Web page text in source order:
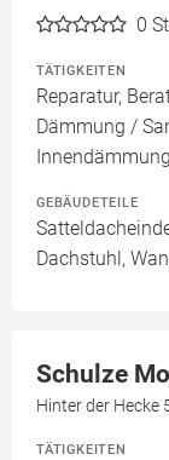
0
TÄTIGKEITEN
Reparatur,
Dämmung /
GEBÄUDETEILE
Dachstuhl,
Schulze
Hinter der Hecke
TÄTIGKEITEN